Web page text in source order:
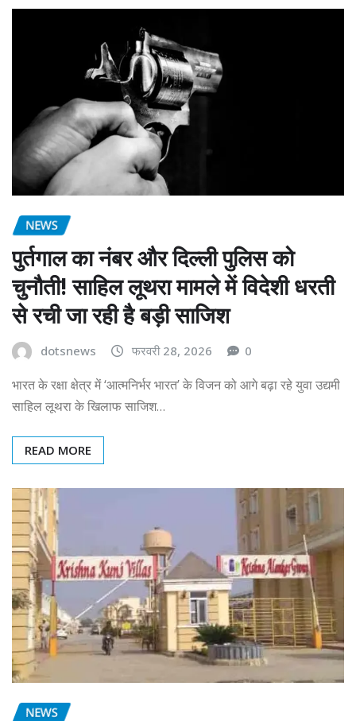
NEWS
पुर्तगाल का नंबर और दिल्ली पुलिस को
चुनौती! साहिल लूथरा मामले में विदेशी धरती
से रची जा रही है बड़ी साजिश
dotsnews फरवरी 28, 2026 0
भारत के रक्षा क्षेत्र में ‘आत्मनिर्भर भारत’ के विजन को आगे बढ़ा रहे युवा उद्यमी
साहिल लूथरा के खिलाफ साजिश…
READ MORE
NEWS